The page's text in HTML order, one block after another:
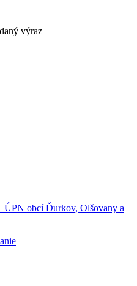
výraz
ÚPN obcí Ďurkov, Olšovany a